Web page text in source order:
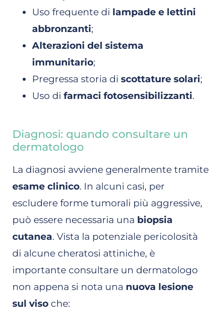
Uso frequente di lampade e lettini
abbronzanti;
Alterazioni del sistema
immunitario;
Pregressa storia di scottature solari;
Uso di farmaci fotosensibilizzanti.
Diagnosi: quando consultare un
dermatologo
La diagnosi avviene generalmente tramite
esame clinico. In alcuni casi, per
escludere forme tumorali più aggressive,
può essere necessaria una biopsia
cutanea. Vista la potenziale pericolosità
di alcune cheratosi attiniche, è
importante consultare un dermatologo
non appena si nota una nuova lesione
sul viso che: